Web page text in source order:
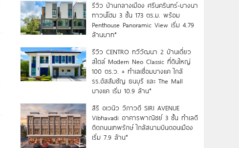
รีวิว บ้านกลางเมือง ศรีนครินทร์-บางนา
ทาวน์โฮม 3 ชั้น 173 ตร.ม. พร้อม
Penthouse Panoramic View เริ่ม 4.79
ล้านบาท*
รีวิว CENTRO ทวีวัฒนา 2 บ้านเดี่ยว
สไตล์ Modern Neo Classic ที่ดินใหญ่
100 ตร.ว. + ทำเลเชื่อมบางแค ใกล้
รร.อัสสัมชัญ ธนบุรี และ The Mall
บางแค เริ่ม 10.9 ล้าน*
สิริ อเวนิว วิภาวดี SIRI AVENUE
Vibhavadi อาคารพาณิชย์ 3 ชั้น ทำเลดี
ติดถนนเทพรักษ์ ใกล้สนามบินดอนเมือง
เริ่ม 7.9 ล้าน*